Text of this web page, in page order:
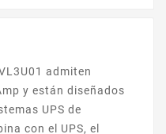
admiten
y están diseñados
UPS de
con el UPS, el